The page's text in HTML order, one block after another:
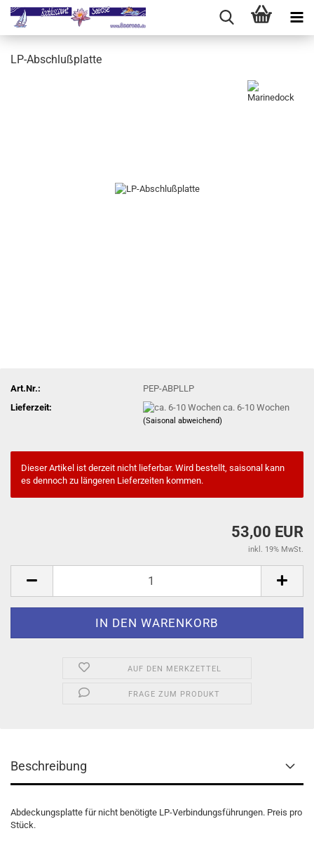
LP-Abschlußplatte
Art.Nr.:
PEP-ABPLLP
Lieferzeit:
ca. 6-10 Wochen
(Saisonal abweichend)
Dieser Artikel ist derzeit nicht lieferbar. Wird bestellt, saisonal kann
es dennoch zu längeren Lieferzeiten kommen.
53,00 EUR
inkl. 19% MwSt.
AUF DEN MERKZETTEL
FRAGE ZUM PRODUKT
Beschreibung
Abdeckungsplatte für nicht benötigte LP-Verbindungsführungen. Preis pro
Stück.